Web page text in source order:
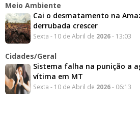
Meio Ambiente
Cai o desmatamento na
derrubada crescer
Sexta - 10 de Abril de 2026- 13:03
Cidades/Geral
Sistema falha na punição a
vítima em MT
Sexta - 10 de Abril de 2026- 06:13